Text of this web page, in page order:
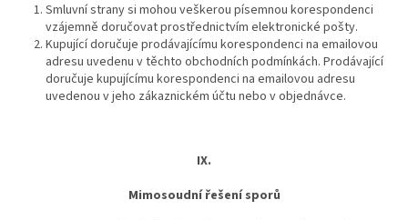
Smluvní strany si mohou veškerou písemnou korespondenci
vzájemně doručovat prostřednictvím elektronické pošty.
Kupující doručuje prodávajícímu korespondenci na emailovou
adresu uvedenu v těchto obchodních podmínkách. Prodávající
doručuje kupujícímu korespondenci na emailovou adresu
uvedenou v jeho zákaznickém účtu nebo v objednávce.
IX.
Mimosoudní řešení sporů